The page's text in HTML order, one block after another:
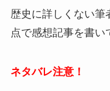
歴史に詳しくない筆
点で感想記事を書い
ネタバレ注意！